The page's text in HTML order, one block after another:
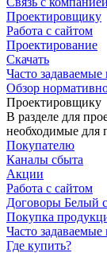
Проектировщику
Работа с сайтом
Проектирование
Скачать
Часто
Обзор
Проектировщику
В разделе для
необходимые для
Покупателю
Каналы сбыта
Акции
Работа с сайтом
Договоры Белый
Покупка
Часто
Где купить?